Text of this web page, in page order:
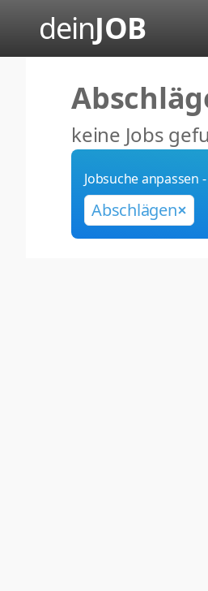
deinJOB
keine Jobs
Jobsuche anpassen
Abschlägen